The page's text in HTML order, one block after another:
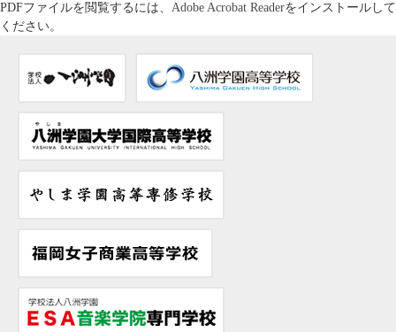
PDFファイルを閲覧するには、 Adobe Acrobat Readerをインストールして
ください。